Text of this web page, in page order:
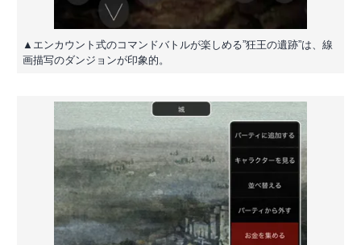
▲エンカウント式のコマンドバトルが楽しめる”狂王の遺跡”は、線
画描写のダンジョンが印象的。